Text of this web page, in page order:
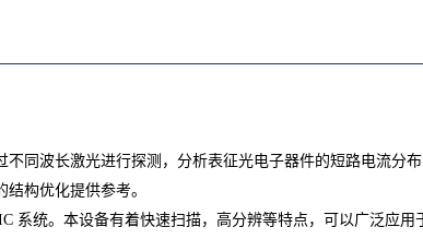
同波长激光进行探测，分析表征光电子器件的短路电流分
构优化提供参考。
系统。本设备有着快速扫描，高分辨等特点，可以广泛应